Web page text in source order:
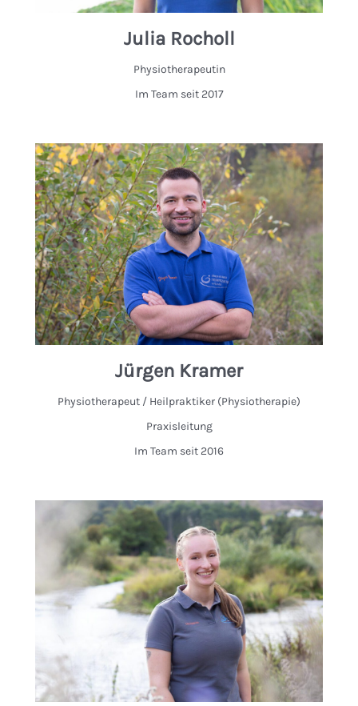
Julia Rocholl
Physiotherapeutin
Im Team seit 2017
Jürgen Kramer
Physiotherapeut / Heilpraktiker (Physiotherapie)
Praxisleitung
Im Team seit 2016